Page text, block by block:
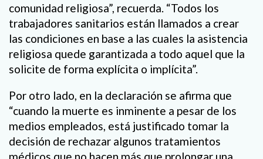
comunidad religiosa”, recuerda. “Todos los
trabajadores sanitarios están llamados a crear
las condiciones en base a las cuales la asistencia
religiosa quede garantizada a todo aquel que la
solicite de forma explícita o implícita”.
Por otro lado, en la declaración se afirma que
“cuando la muerte es inminente a pesar de los
medios empleados, está justificado tomar la
decisión de rechazar algunos tratamientos
médicos que no hacen más que prolongar una